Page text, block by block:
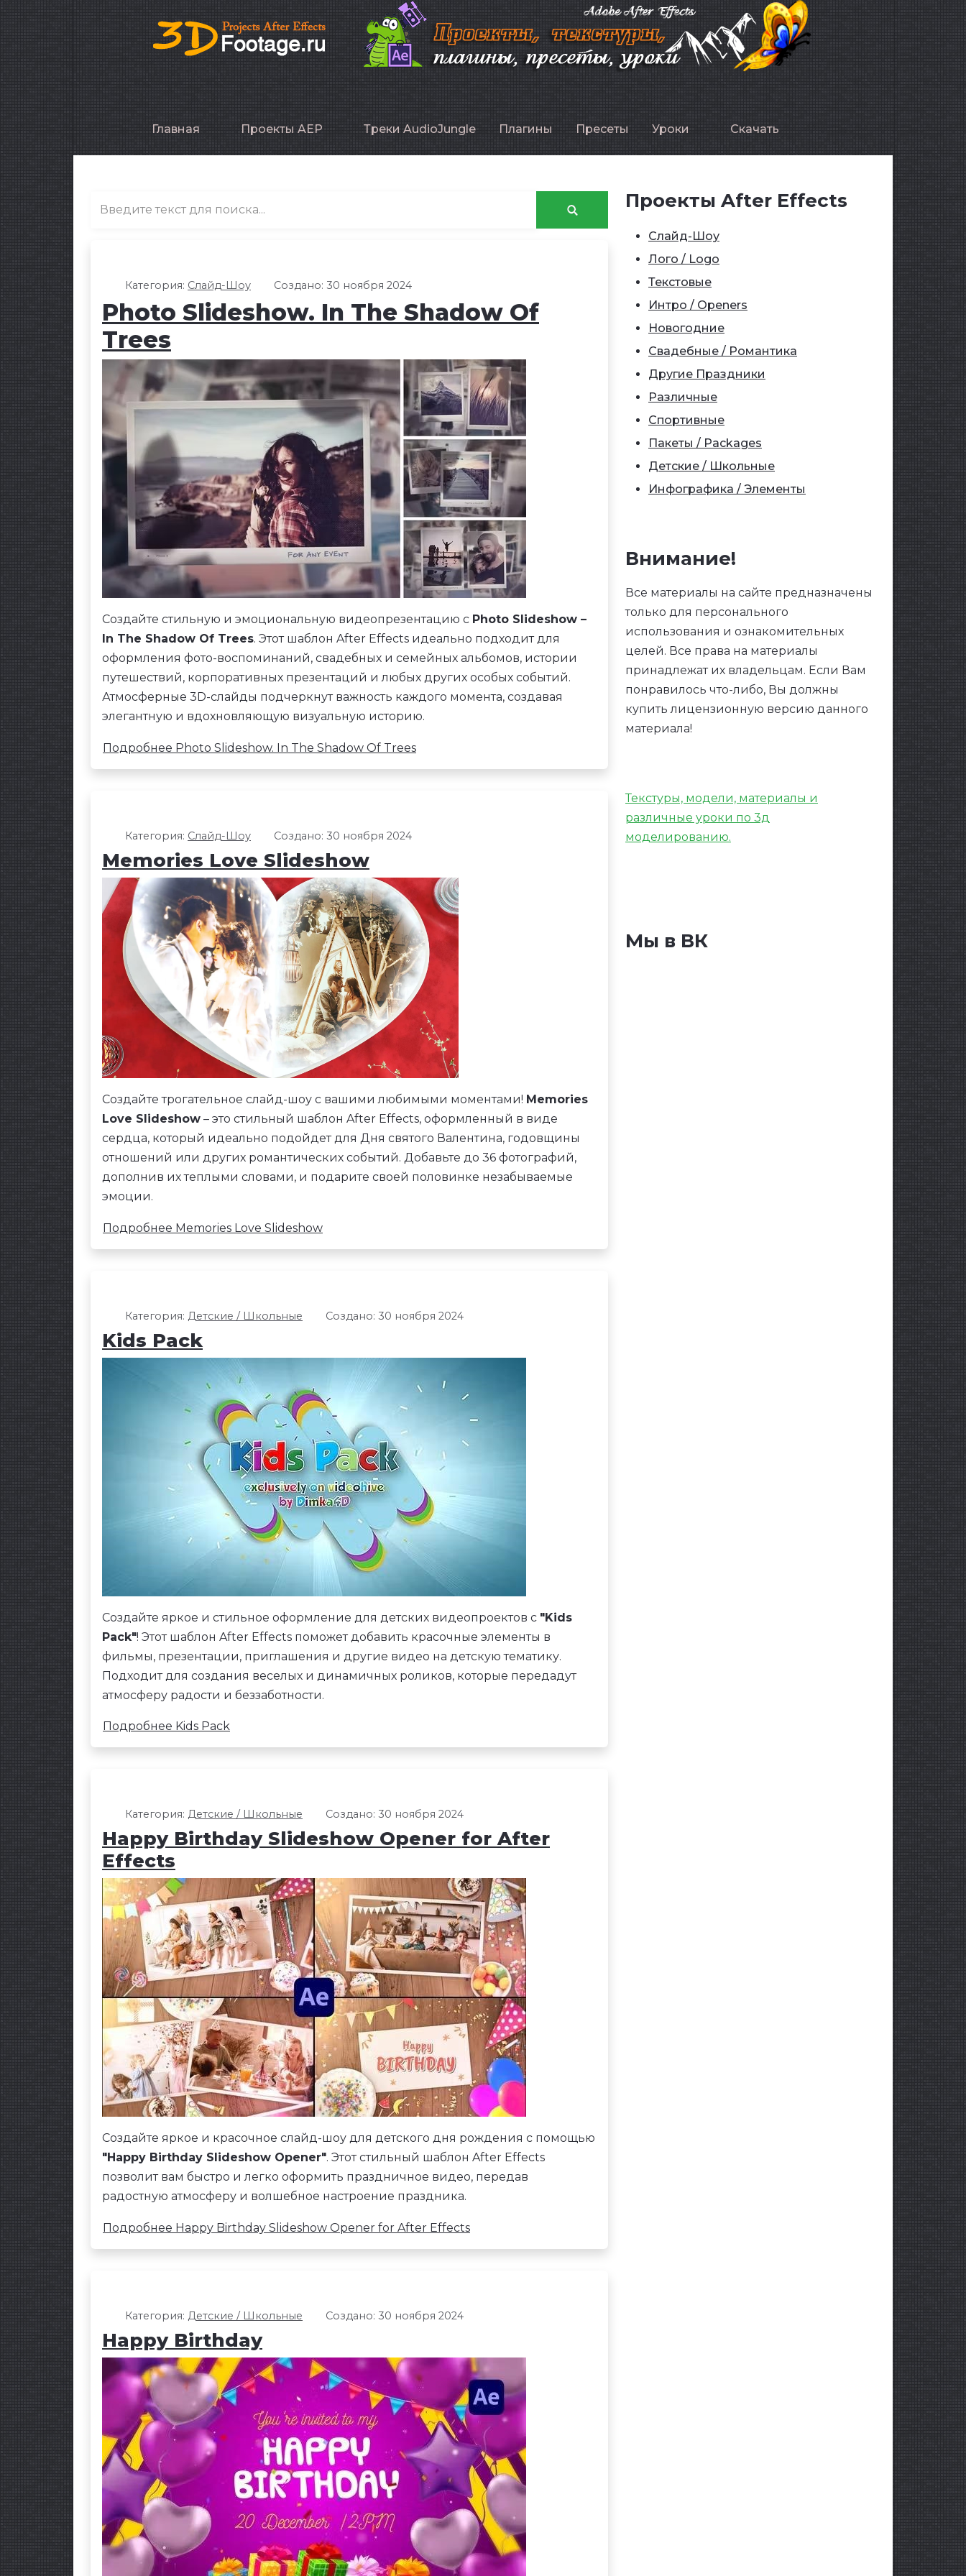
Главная Проекты AEP Треки AudioJungle Плагины Пресеты Уроки Скачать
Категория: Слайд-Шоу Создано: 30 ноября 2024
Photo Slideshow. In The Shadow Of
Trees
Создайте стильную и эмоциональную видеопрезентацию с Photo Slideshow –
In The Shadow Of Trees. Этот шаблон After Effects идеально подходит для
оформления фото-воспоминаний, свадебных и семейных альбомов, истории
путешествий, корпоративных презентаций и любых других особых событий.
Атмосферные 3D-слайды подчеркнут важность каждого момента, создавая
элегантную и вдохновляющую визуальную историю.
Подробнее Photo Slideshow. In The Shadow Of Trees
Категория: Слайд-Шоу Создано: 30 ноября 2024
Memories Love Slideshow
Создайте трогательное слайд-шоу с вашими любимыми моментами! Memories
Love Slideshow – это стильный шаблон After Effects, оформленный в виде
сердца, который идеально подойдет для Дня святого Валентина, годовщины
отношений или других романтических событий. Добавьте до 36 фотографий,
дополнив их теплыми словами, и подарите своей половинке незабываемые
эмоции.
Подробнее Memories Love Slideshow
Категория: Детские / Школьные Создано: 30 ноября 2024
Kids Pack
Создайте яркое и стильное оформление для детских видеопроектов с "Kids
Pack"! Этот шаблон After Effects поможет добавить красочные элементы в
фильмы, презентации, приглашения и другие видео на детскую тематику.
Подходит для создания веселых и динамичных роликов, которые передадут
атмосферу радости и беззаботности.
Подробнее Kids Pack
Категория: Детские / Школьные Создано: 30 ноября 2024
Happy Birthday Slideshow Opener for After
Effects
Создайте яркое и красочное слайд-шоу для детского дня рождения с помощью
"Happy Birthday Slideshow Opener". Этот стильный шаблон After Effects
позволит вам быстро и легко оформить праздничное видео, передав
радостную атмосферу и волшебное настроение праздника.
Подробнее Happy Birthday Slideshow Opener for After Effects
Категория: Детские / Школьные Создано: 30 ноября 2024
Happy Birthday
Проекты After Effects
Слайд-Шоу
Лого / Logo
Текстовые
Интро / Openers
Новогодние
Свадебные / Романтика
Другие Праздники
Различные
Спортивные
Пакеты / Packages
Детские / Школьные
Инфографика / Элементы
Внимание!
Все материалы на сайте предназначены
только для персонального
использования и ознакомительных
целей. Все права на материалы
принадлежат их владельцам. Если Вам
понравилось что-либо, Вы должны
купить лицензионную версию данного
материала!
Текстуры, модели, материалы и
различные уроки по 3д
моделированию.
Мы в ВК